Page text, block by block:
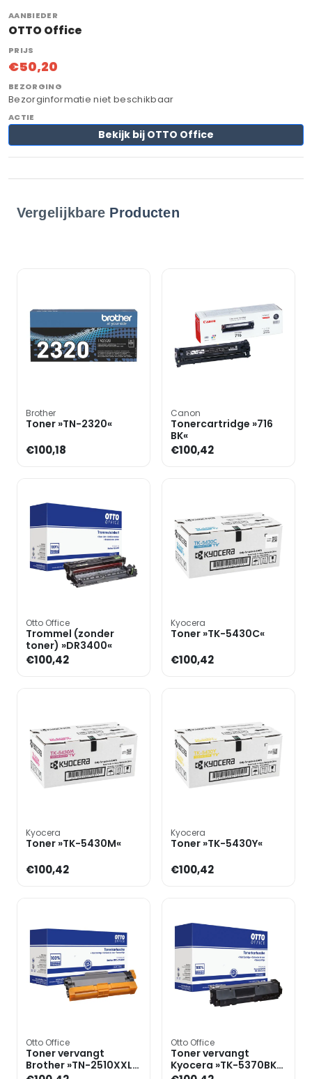
OTTO Office
€50,20
Bezorginformatie niet beschikbaar
Bekijk bij OTTO Office
Vergelijkbare Producten
Brother
Toner »TN-2320«
€100,18
Canon
Tonercartridge »716
BK«
€100,42
Otto Office
Trommel (zonder
toner) »DR3400«
€100,42
Kyocera
Toner »TK-5430C«
€100,42
Kyocera
Toner »TK-5430M«
€100,42
Kyocera
Toner »TK-5430Y«
€100,42
Otto Office
Toner vervangt
Brother »TN-2510XXL«
Otto Office
Toner vervangt
Kyocera »TK-5370BK«